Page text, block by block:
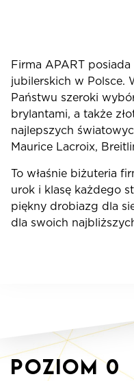
Firma APART
jubilerskich w Polsce.
Państwu szeroki
brylantami, a także
najlepszych
Maurice Lacroix,
To właśnie biżuteria
urok i klasę każdego
piękny drobiazg dla
dla swoich
Poziom0